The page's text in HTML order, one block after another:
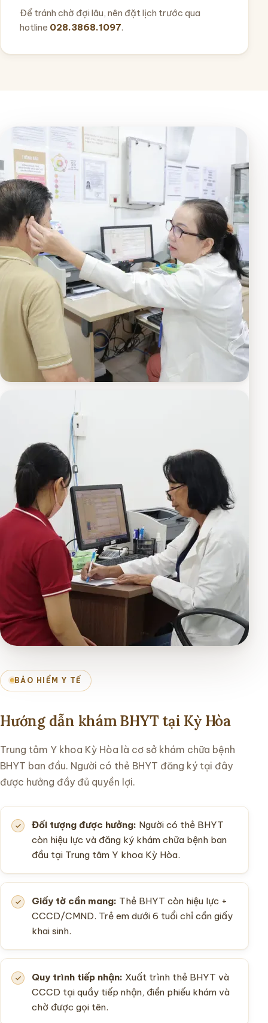
Để tránh chờ đợi lâu, nên đặt lịch trước qua
hotline 028.3868.1097.
BẢO HIỂM Y TẾ
Hướng dẫn khám BHYT tại Kỳ Hòa
Trung tâm Y khoa Kỳ Hòa là cơ sở khám chữa bệnh
BHYT ban đầu. Người có thẻ BHYT đăng ký tại đây
được hưởng đầy đủ quyền lợi.
Đối tượng được hưởng: Người có thẻ BHYT
còn hiệu lực và đăng ký khám chữa bệnh ban
đầu tại Trung tâm Y khoa Kỳ Hòa.
Giấy tờ cần mang: Thẻ BHYT còn hiệu lực +
CCCD/CMND. Trẻ em dưới 6 tuổi chỉ cần giấy
khai sinh.
Quy trình tiếp nhận: Xuất trình thẻ BHYT và
CCCD tại quầy tiếp nhận, điền phiếu khám và
chờ được gọi tên.